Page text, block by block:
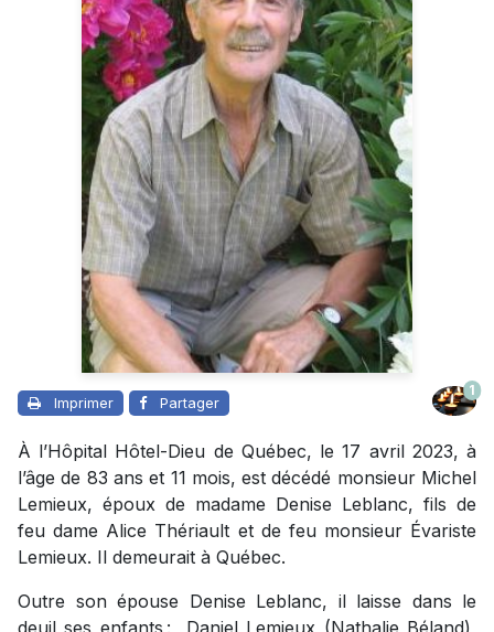
Imprimer Partager
1
À l’Hôpital Hôtel-Dieu de Québec, le 17 avril 2023, à
l’âge de 83 ans et 11 mois, est décédé monsieur Michel
Lemieux, époux de madame Denise Leblanc, fils de
feu dame Alice Thériault et de feu monsieur Évariste
Lemieux. Il demeurait à Québec.
Outre son épouse Denise Leblanc, il laisse dans le
deuil ses enfants : Daniel Lemieux (Nathalie Béland),